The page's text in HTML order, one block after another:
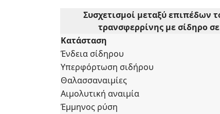
Συσχετισμοί μεταξύ επιπέδων
τρανσφερρίνης με σίδηρο
Κατάσταση
Ένδεια σίδηρου
Υπερφόρτωση σιδήρου
Θαλασσαναιμίες
Αιμολυτική αναιμία
Έμμηνος ρύση